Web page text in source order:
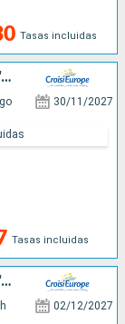
Tasas incluidas
LES PLUS BEAUX MARCHÉS DE NOËL D'ALSACE EN CROISIÈRE - STRASBOURG ET COLMAR, SAVEURS, LUMIÈRES ET FÉERIES DE L'AVENT : QUAND LA TRADITION ENCHANTE LES SENS
30/11/2027
Tasas incluidas
LES PLUS BEAUX MARCHÉS DE NOËL D'ALSACE EN CROISIÈRE
02/12/2027